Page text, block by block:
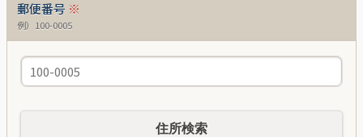
郵便番号 ※
例）100-0005
住所検索